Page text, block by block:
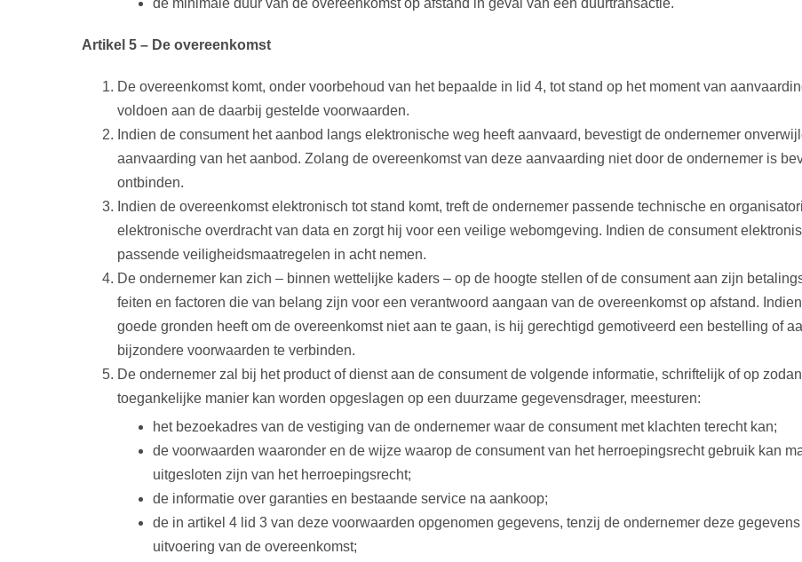
de minimale duur van de overeenkomst op afstand in geval van een duurtransactie.
Artikel 5 – De overeenkomst
De overeenkomst komt, onder voorbehoud van het bepaalde in lid 4, tot stand op het moment van
voldoen aan de daarbij gestelde voorwaarden.
Indien de consument het aanbod langs elektronische weg heeft aanvaard, bevestigt de ondernemer
aanvaarding van het aanbod. Zolang de overeenkomst van deze aanvaarding niet door de ondernemer is
ontbinden.
Indien de overeenkomst elektronisch tot stand komt, treft de ondernemer passende technische en
elektronische overdracht van data en zorgt hij voor een veilige webomgeving. Indien de consument
passende veiligheidsmaatregelen in acht nemen.
De ondernemer kan zich – binnen wettelijke kaders – op de hoogte stellen of de consument aan zijn
feiten en factoren die van belang zijn voor een verantwoord aangaan van de overeenkomst op afstand.
goede gronden heeft om de overeenkomst niet aan te gaan, is hij gerechtigd gemotiveerd een bestelling of
bijzondere voorwaarden te verbinden.
De ondernemer zal bij het product of dienst aan de consument de volgende informatie, schriftelijk of op
toegankelijke manier kan worden opgeslagen op een duurzame gegevensdrager, meesturen:
het bezoekadres van de vestiging van de ondernemer waar de consument met klachten terecht kan;
de voorwaarden waaronder en de wijze waarop de consument van het herroepingsrecht gebruik kan
uitgesloten zijn van het herroepingsrecht;
de informatie over garanties en bestaande service na aankoop;
de in artikel 4 lid 3 van deze voorwaarden opgenomen gegevens, tenzij de ondernemer deze
uitvoering van de overeenkomst;